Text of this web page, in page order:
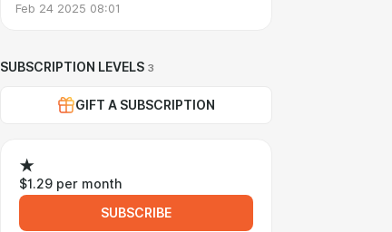
Feb 24 2025 08:01
SUBSCRIPTION LEVELS 3
GIFT A SUBSCRIPTION
★
$1.29 per month
SUBSCRIBE